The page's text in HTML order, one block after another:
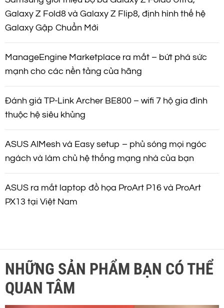
Galaxy Z Fold8 và Galaxy Z Flip8, định hình thế hệ
Galaxy Gập Chuẩn Mới
ManageEngine Marketplace ra mắt – bứt phá sức
mạnh cho các nền tảng của hãng
Đánh giá TP-Link Archer BE800 – wifi 7 hộ gia đình
thuộc hệ siêu khủng
ASUS AIMesh và Easy setup – phủ sóng mọi ngóc
ngách và làm chủ hệ thống mạng nhà của bạn
ASUS ra mắt laptop đồ họa ProArt P16 và ProArt
PX13 tại Việt Nam
NHỮNG SẢN PHẨM BẠN CÓ THỂ
QUAN TÂM